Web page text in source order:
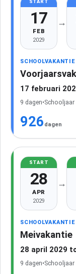
START
17
FEB
2029
→
SCHOOLVAKANTIE
17 februari
9 dagen•Schooljaar
926 dagen
START
28
APR
2029
→
SCHOOLVAKANTIE
Meivakantie
28 april 2029
9 dagen•Schooljaar